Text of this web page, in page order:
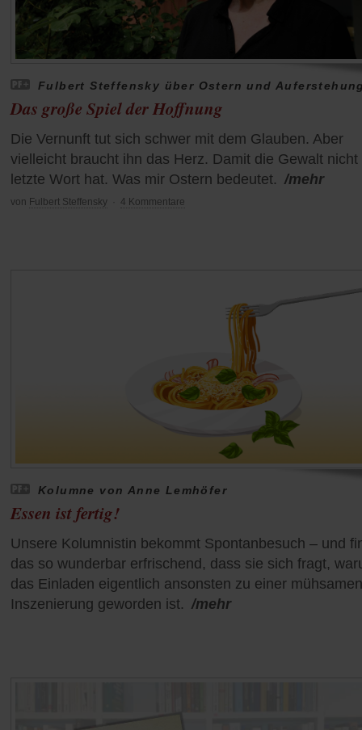
Fulbert Steffensky über Ostern und
Das große Spiel der Hoffnung
Die Vernunft tut sich schwer mit dem Glauben. Aber
vielleicht braucht ihn das Herz. Damit die Gewalt nicht
letzte Wort hat. Was mir Ostern bedeutet. /mehr
von Fulbert Steffensky 4 Kommentare
Kolumne von Anne Lemhöfer
Essen ist fertig!
Unsere Kolumnistin bekommt Spontanbesuch – und
das so wunderbar erfrischend, dass sie sich fragt,
das Einladen eigentlich ansonsten zu einer mühsamen
Inszenierung geworden ist. /mehr